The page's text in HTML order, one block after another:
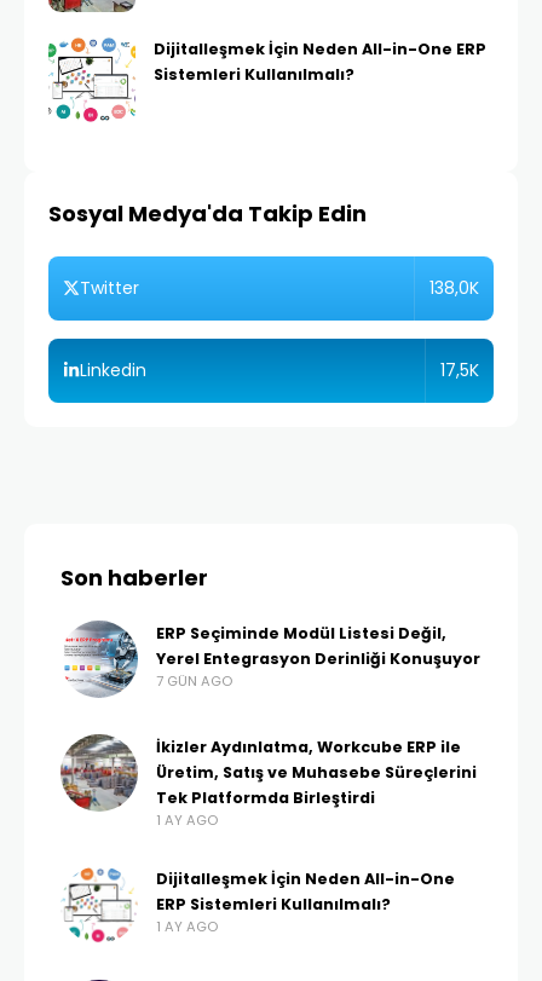
Dijitalleşmek İçin Neden All-in-One ERP
Sistemleri Kullanılmalı?
Sosyal Medya'da Takip Edin
Twitter 138,0K
Linkedin 17,5K
Son haberler
ERP Seçiminde Modül Listesi Değil,
Yerel Entegrasyon Derinliği Konuşuyor
7 GÜN AGO
İkizler Aydınlatma, Workcube ERP ile
Üretim, Satış ve Muhasebe Süreçlerini
Tek Platformda Birleştirdi
1 AY AGO
Dijitalleşmek İçin Neden All-in-One
ERP Sistemleri Kullanılmalı?
1 AY AGO